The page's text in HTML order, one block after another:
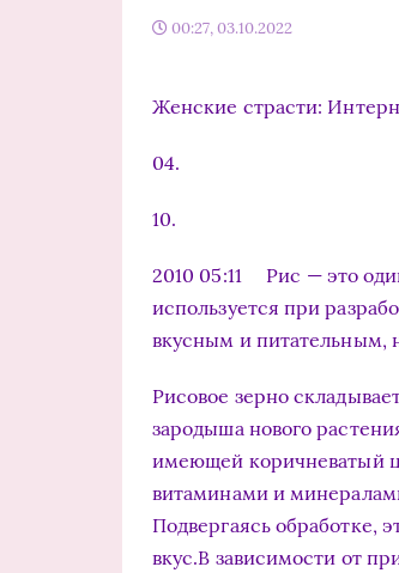
00:27, 03.10.2022
Женские страсти:
04.
10.
2010 05:11 Рис — это
используется при
вкусным и питательным,
Рисовое зерно
зародыша нового
имеющей коричневатый
витаминами и
Подвергаясь обработке,
вкус.В зависимости от